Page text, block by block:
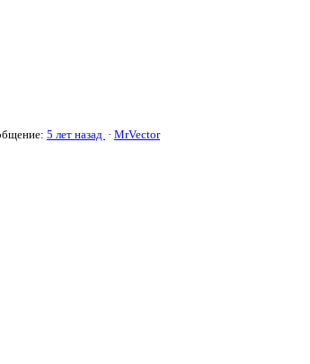
5 лет назад · MrVector